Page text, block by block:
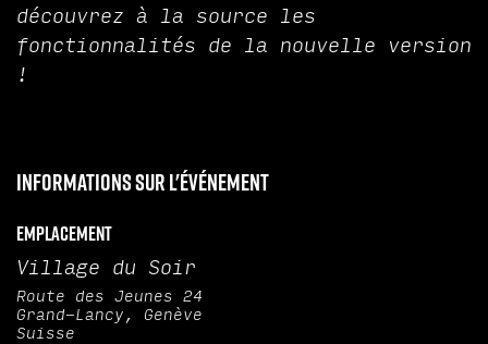
découvrez à la source les
fonctionnalités de la nouvelle version
!
Informations sur l'événement
Emplacement
Village du Soir
Route des Jeunes 24
Grand-Lancy, Genève
Suisse